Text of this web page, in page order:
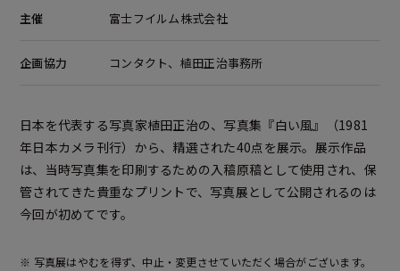
主催 富士フイルム株式会社
企画協力 コンタクト、植田正治事務所
日本を代表する写真家植田正治の、写真集『白い風』（1981
年日本カメラ刊行）から、精選された40点を展示。展示作品
は、当時写真集を印刷するための入稿原稿として使用され、保
管されてきた貴重なプリントで、写真展として公開されるのは
今回が初めてです。
※ 写真展はやむを得ず、中止・変更させていただく場合がございます。